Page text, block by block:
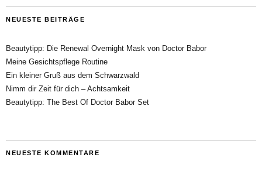
NEUESTE BEITRÄGE
Beautytipp: Die Renewal Overnight Mask von Doctor Babor
Meine Gesichtspflege Routine
Ein kleiner Gruß aus dem Schwarzwald
Nimm dir Zeit für dich – Achtsamkeit
Beautytipp: The Best Of Doctor Babor Set
NEUESTE KOMMENTARE